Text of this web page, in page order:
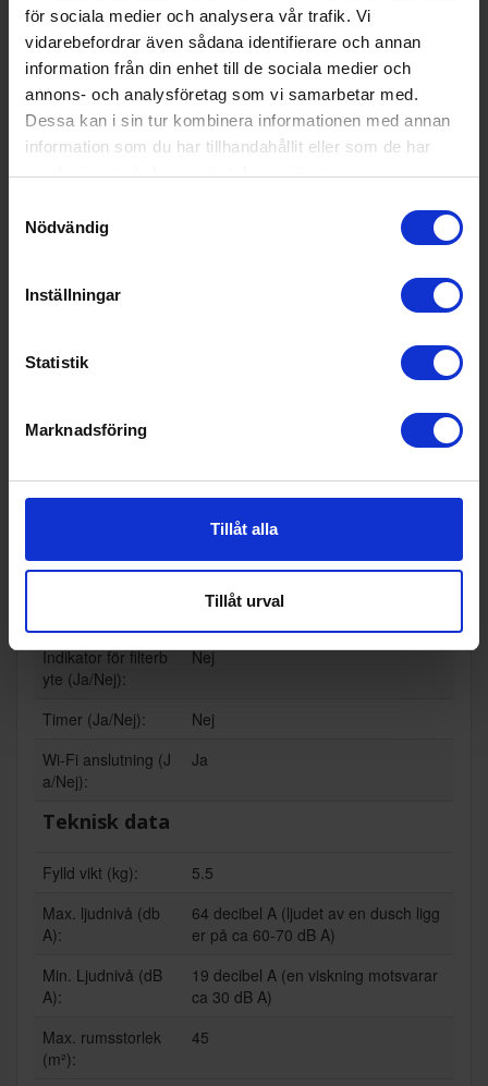
för sociala medier och analysera vår trafik. Vi
vidarebefordrar även sådana identifierare och annan
information från din enhet till de sociala medier och
annons- och analysföretag som vi samarbetar med.
Dessa kan i sin tur kombinera informationen med annan
information som du har tillhandahållit eller som de har
samlat in när du har använt deras tjänster.
Nödvändig
Inställningar
Statistik
Marknadsföring
Tillåt alla
Tillåt urval
Produktblad:
Varumärke:
Smartmi
Modellbeteckning:
AP5070DBEU
Bredd (cm):
Passar till varumär
Produktgrupp: Luftrenare
Funktioner och egenskaper
Nej
Indikator för filterb
yte (Ja/Nej):
Nej
Timer (Ja/Nej):
Nej
Wi-Fi anslutning (J
a/Nej):
Ja
Teknisk data
Fylld vikt (kg):
5.5
Max. ljudnivå (db
A):
64 decibel A (ljudet av en dusch ligg
er på ca 60-70 dB A)
Min. Ljudnivå (dB
A):
19 decibel A (en viskning motsvarar
ca 30 dB A)
Max. rumsstorlek
(m²):
45